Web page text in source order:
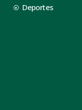
Deportes